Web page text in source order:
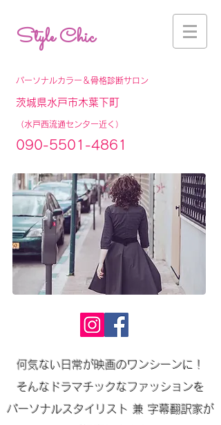
Style Chic
パーソナルカラー＆骨格診断サロン
茨城県水戸市木葉下町
（水戸西流通センター近く）
090-5501-4861
何気ない日常が映画のワンシーンに！
そんなドラマチックなファッションを
パーソナルスタイリスト 兼 字幕翻訳家が